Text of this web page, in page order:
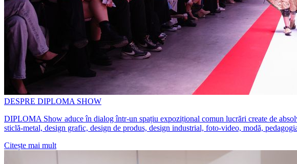
DESPRE DIPLOMA SHOW
DIPLOMA Show aduce în dialog într-un spațiu expozițional comun lucrări create de
sticlă-metal, design grafic, design de produs, design industrial, foto-video, modă,
Citește mai mult